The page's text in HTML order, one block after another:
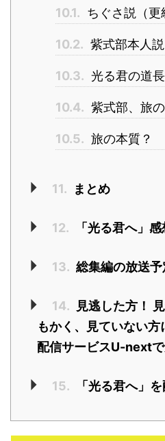
10.1. ちぐさ説（更
10.2. 紫式部本人説
10.3. 光る君の道
10.4. 紫式部、旅
10.5. 旅の本質？
11. まとめ
12. 「光る君へ」
13. 総集編の放送予
14.
見逃した方！
もかく、見ていない
配信サービスU-nextで
15. 「光る君へ」